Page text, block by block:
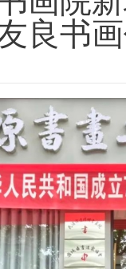
良书